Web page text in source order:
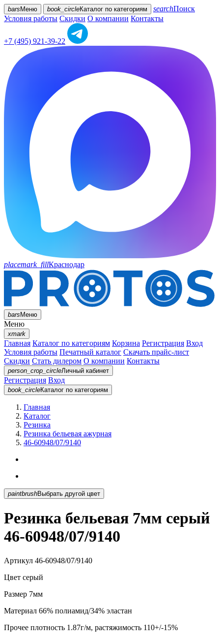
bars Меню book_circleКаталог по категориям searchПоиск
Условия работы Скидки О компании Контакты
+7 (495) 921-39-22
placemark_fillКраснодар
barsМеню
Меню
xmark
Главная Каталог по категориям Корзина Регистрация Вход
Условия работы Печатный каталог Скачать прайс-лист
Скидки Стать дилером О компании Контакты
person_crop_circleЛичный кабинет
Регистрация Вход
book_circleКаталог по категориям
Главная
Каталог
Резинка
Резинка бельевая ажурная
46-60948/07/9140
paintbrush Выбрать другой цвет
Резинка бельевая 7мм серый
46-60948/07/9140
Артикул 46-60948/07/9140
Цвет серый
Размер 7мм
Материал 66% полиамид/34% эластан
Прочее плотность 1.87г/м, растяжимость 110+/-15%